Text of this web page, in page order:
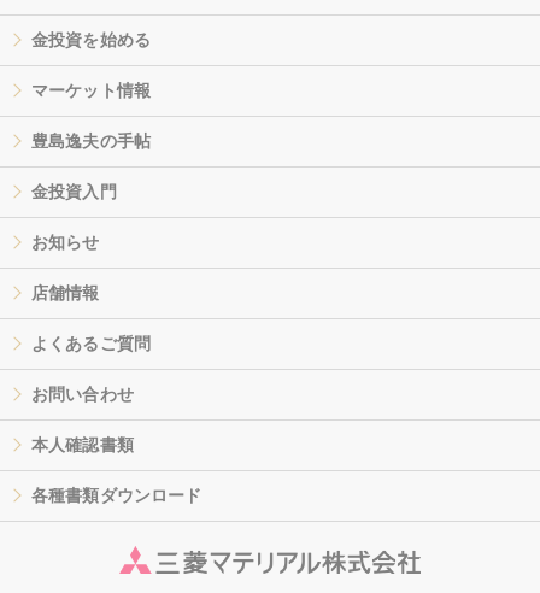
金投資を始める
マーケット情報
豊島逸夫の手帖
金投資入門
お知らせ
店舗情報
よくあるご質問
お問い合わせ
本人確認書類
各種書類ダウンロード